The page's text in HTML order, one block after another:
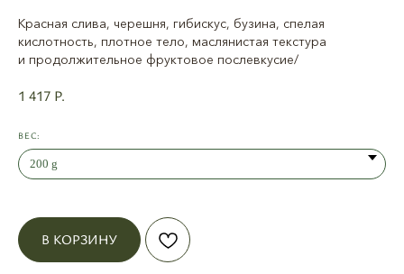
Красная слива, черешня, гибискус, бузина, спелая
кислотность, плотное тело, маслянистая текстура
и продолжительное фруктовое послевкусие/
1 417 Р.
ВЕС:
В КОРЗИНУ